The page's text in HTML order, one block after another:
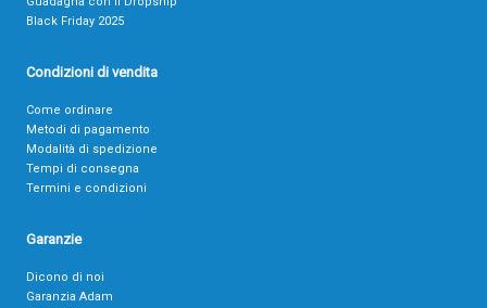
Black Friday 2025
Condizioni di vendita
Come ordinare
Metodi di pagamento
Modalità di spedizione
Tempi di consegna
Termini e condizioni
Garanzie
Dicono di noi
Garanzia Adam